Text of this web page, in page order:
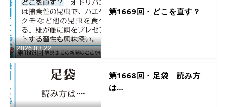
2026.03.22
第1669回・どこを直す？
第1668回・足袋 読み方
は…